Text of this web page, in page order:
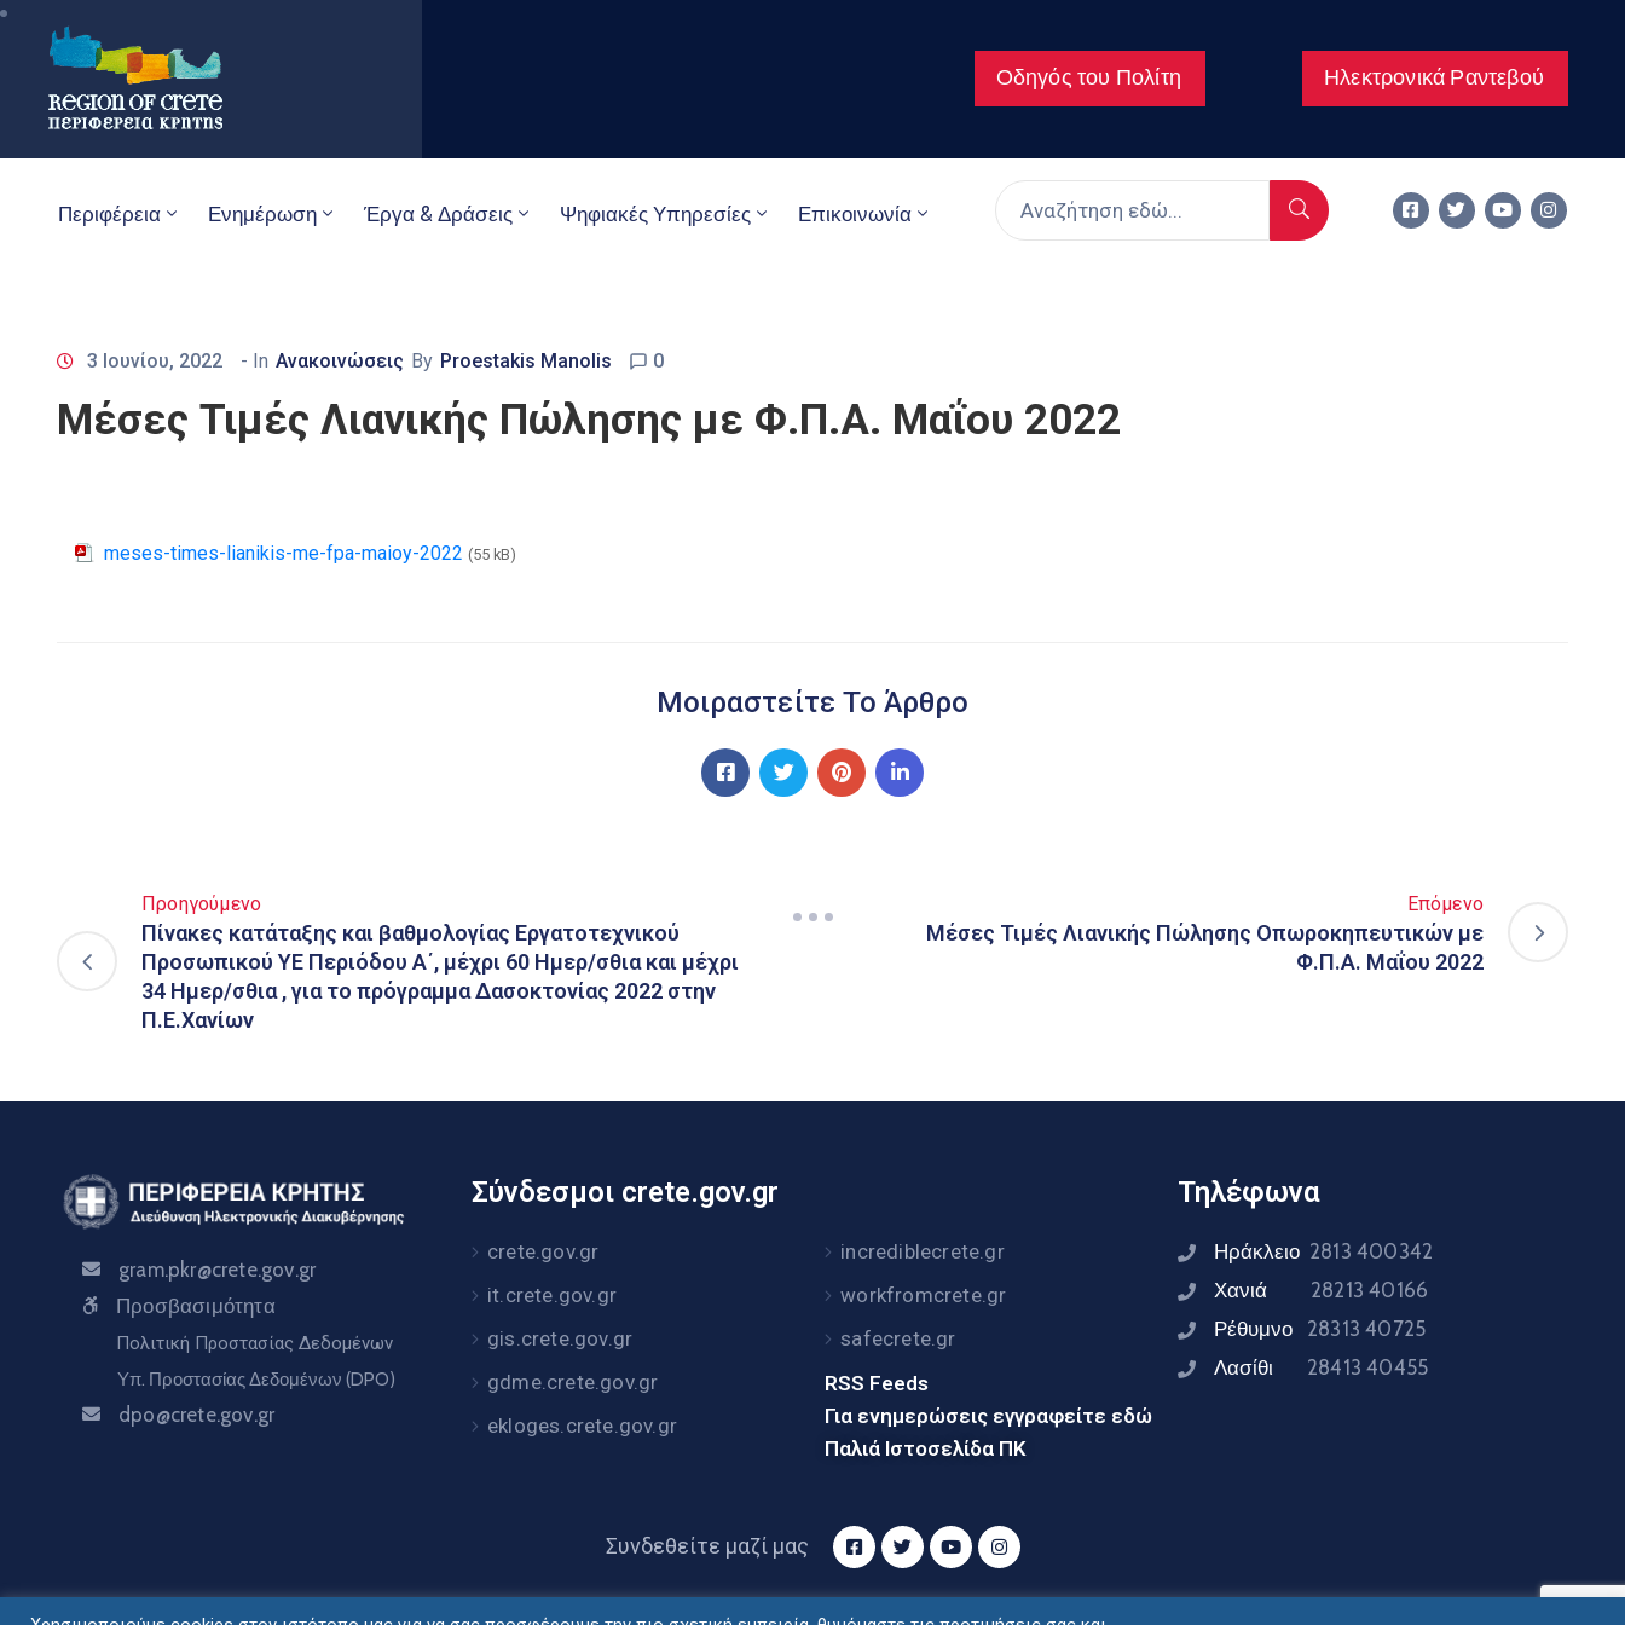
Οδηγός του Πολίτη Ηλεκτρονικά Ραντεβού
Περιφέρεια Ενημέρωση Έργα & Δράσεις Ψηφιακές Υπηρεσίες Επικοινωνία
3 Ιουνίου, 2022 - In Ανακοινώσεις By Proestakis Manolis 0
Μέσες Τιμές Λιανικής Πώλησης με Φ.Π.Α. Μαΐου 2022
meses-times-lianikis-me-fpa-maioy-2022 (55 kB)
Μοιραστείτε Το Άρθρο
Προηγούμενο
Πίνακες κατάταξης και βαθμολογίας Εργατοτεχνικού
Προσωπικού ΥΕ Περιόδου Α΄, μέχρι 60 Ημερ/σθια και μέχρι
34 Ημερ/σθια , για το πρόγραμμα Δασοκτονίας 2022 στην
Π.Ε.Χανίων
Επόμενο
Μέσες Τιμές Λιανικής Πώλησης Οπωροκηπευτικών με
Φ.Π.Α. Μαΐου 2022
gram.pkr@crete.gov.gr
Προσβασιμότητα
Πολιτική Προστασίας Δεδομένων
Υπ. Προστασίας Δεδομένων (DPO)
dpo@crete.gov.gr
Σύνδεσμοι crete.gov.gr
crete.gov.gr
it.crete.gov.gr
gis.crete.gov.gr
gdme.crete.gov.gr
ekloges.crete.gov.gr
incrediblecrete.gr
workfromcrete.gr
safecrete.gr
RSS Feeds
Για ενημερώσεις εγγραφείτε εδώ
Παλιά Ιστοσελίδα ΠΚ
Τηλέφωνα
Ηράκλειο 2813 400342
Χανιά 28213 40166
Ρέθυμνο 28313 40725
Λασίθι 28413 40455
Συνδεθείτε μαζί μας